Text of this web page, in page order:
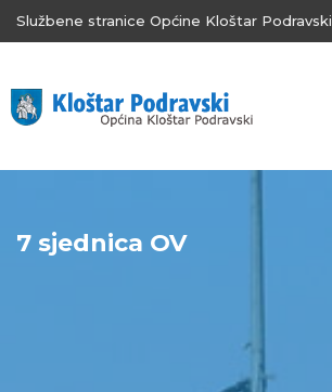
Službene stranice Općine Kloštar Podravski
7 sjednica OV